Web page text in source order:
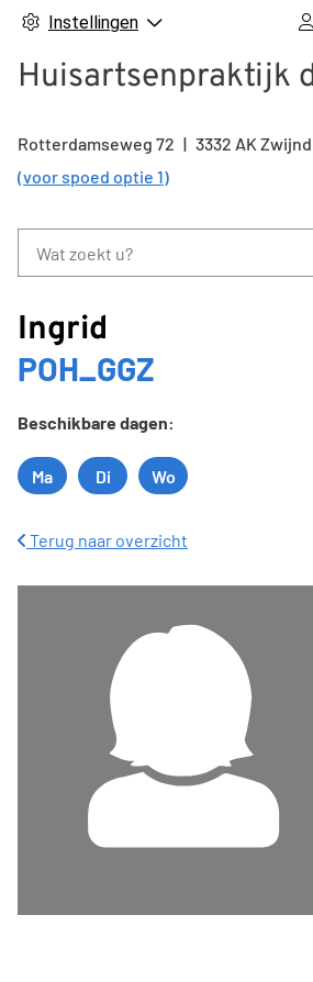
Instellingen
Huisartsenpraktijk
Rotterdamseweg 72 3332 AK
(voor spoed optie 1)
Ingrid
POH_GGZ
Beschikbare dagen:
Maandag
Ma Dinsdag
Di Woensdag
Wo
Terug naar overzicht